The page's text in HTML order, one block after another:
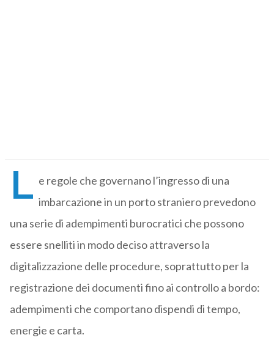
L e regole che governano l’ingresso di una
imbarcazione in un porto straniero prevedono
una serie di adempimenti burocratici che possono
essere snelliti in modo deciso attraverso la
digitalizzazione delle procedure, soprattutto per la
registrazione dei documenti fino ai controllo a bordo:
adempimenti che comportano dispendi di tempo,
energie e carta.